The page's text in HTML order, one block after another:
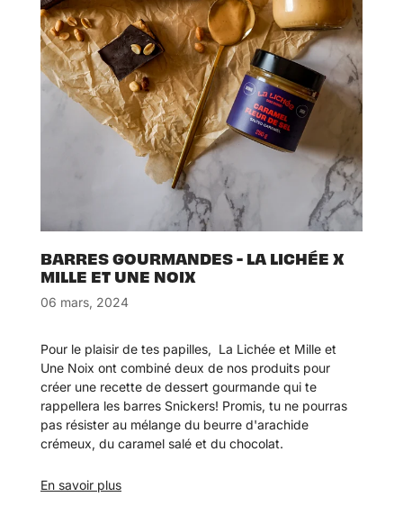
BARRES GOURMANDES - LA LICHÉE X
MILLE ET UNE NOIX
06 mars, 2024
Pour le plaisir de tes papilles, La Lichée et Mille et
Une Noix ont combiné deux de nos produits pour
créer une recette de dessert gourmande qui te
rappellera les barres Snickers! Promis, tu ne pourras
pas résister au mélange du beurre d'arachide
crémeux, du caramel salé et du chocolat.
En savoir plus